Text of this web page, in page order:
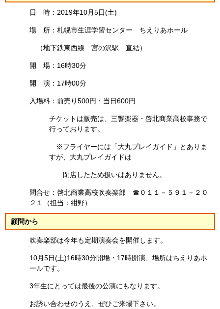
日 時：2019年10月5日(土)
場 所：札幌市生涯学習センター ちえりあホール
（地下鉄東西線 宮の沢駅 直結）
開 場：16時30分
開 演：17時00分
入場料：前売り500円・当日600円
チケットは販売は、三響楽器・啓北商業高校事務で
行っております。
※フライヤーには「大丸プレイガイド」とありま
すが、大丸プレイガイドは
閉店したため扱いはありません。
問合せ：啓北商業高校吹奏楽部 ☎０１１－５９１－２０
２１（担当：紺野）
顧問から
吹奏楽部は今年も定期演奏会を開催します。
10月5日(土)16時30分開場・17時開演、場所はちえりあホ
ールです。
3年生にとっては最後の公演にもなります。
お誘い合わせのうえ、ぜひご来場下さい。